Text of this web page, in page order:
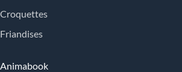
Croquettes
Friandises
Animabook